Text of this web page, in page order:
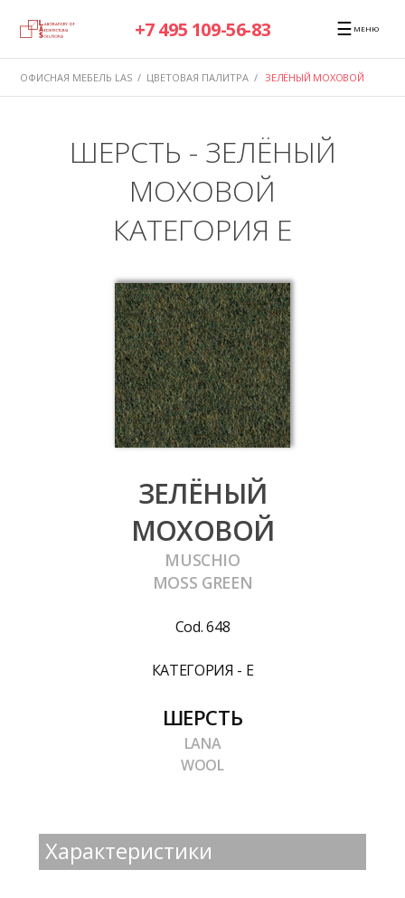
+7 495 109-56-83 ☰ МЕНЮ
ОФИСНАЯ МЕБЕЛЬ LAS / ЦВЕТОВАЯ ПАЛИТРА / ЗЕЛЁНЫЙ МОХОВОЙ
ШЕРСТЬ - ЗЕЛЁНЫЙ
МОХОВОЙ
КАТЕГОРИЯ E
ЗЕЛЁНЫЙ
МОХОВОЙ
MUSCHIO
MOSS GREEN
Cod. 648
КАТЕГОРИЯ - E
ШЕРСТЬ
LANA
WOOL
Характеристики